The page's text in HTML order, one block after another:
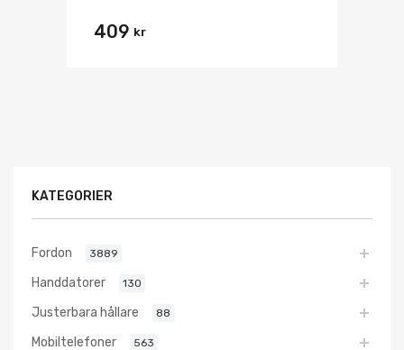
409 kr
KATEGORIER
Fordon 3889
Handdatorer 130
Justerbara hållare 88
Mobiltelefoner 563